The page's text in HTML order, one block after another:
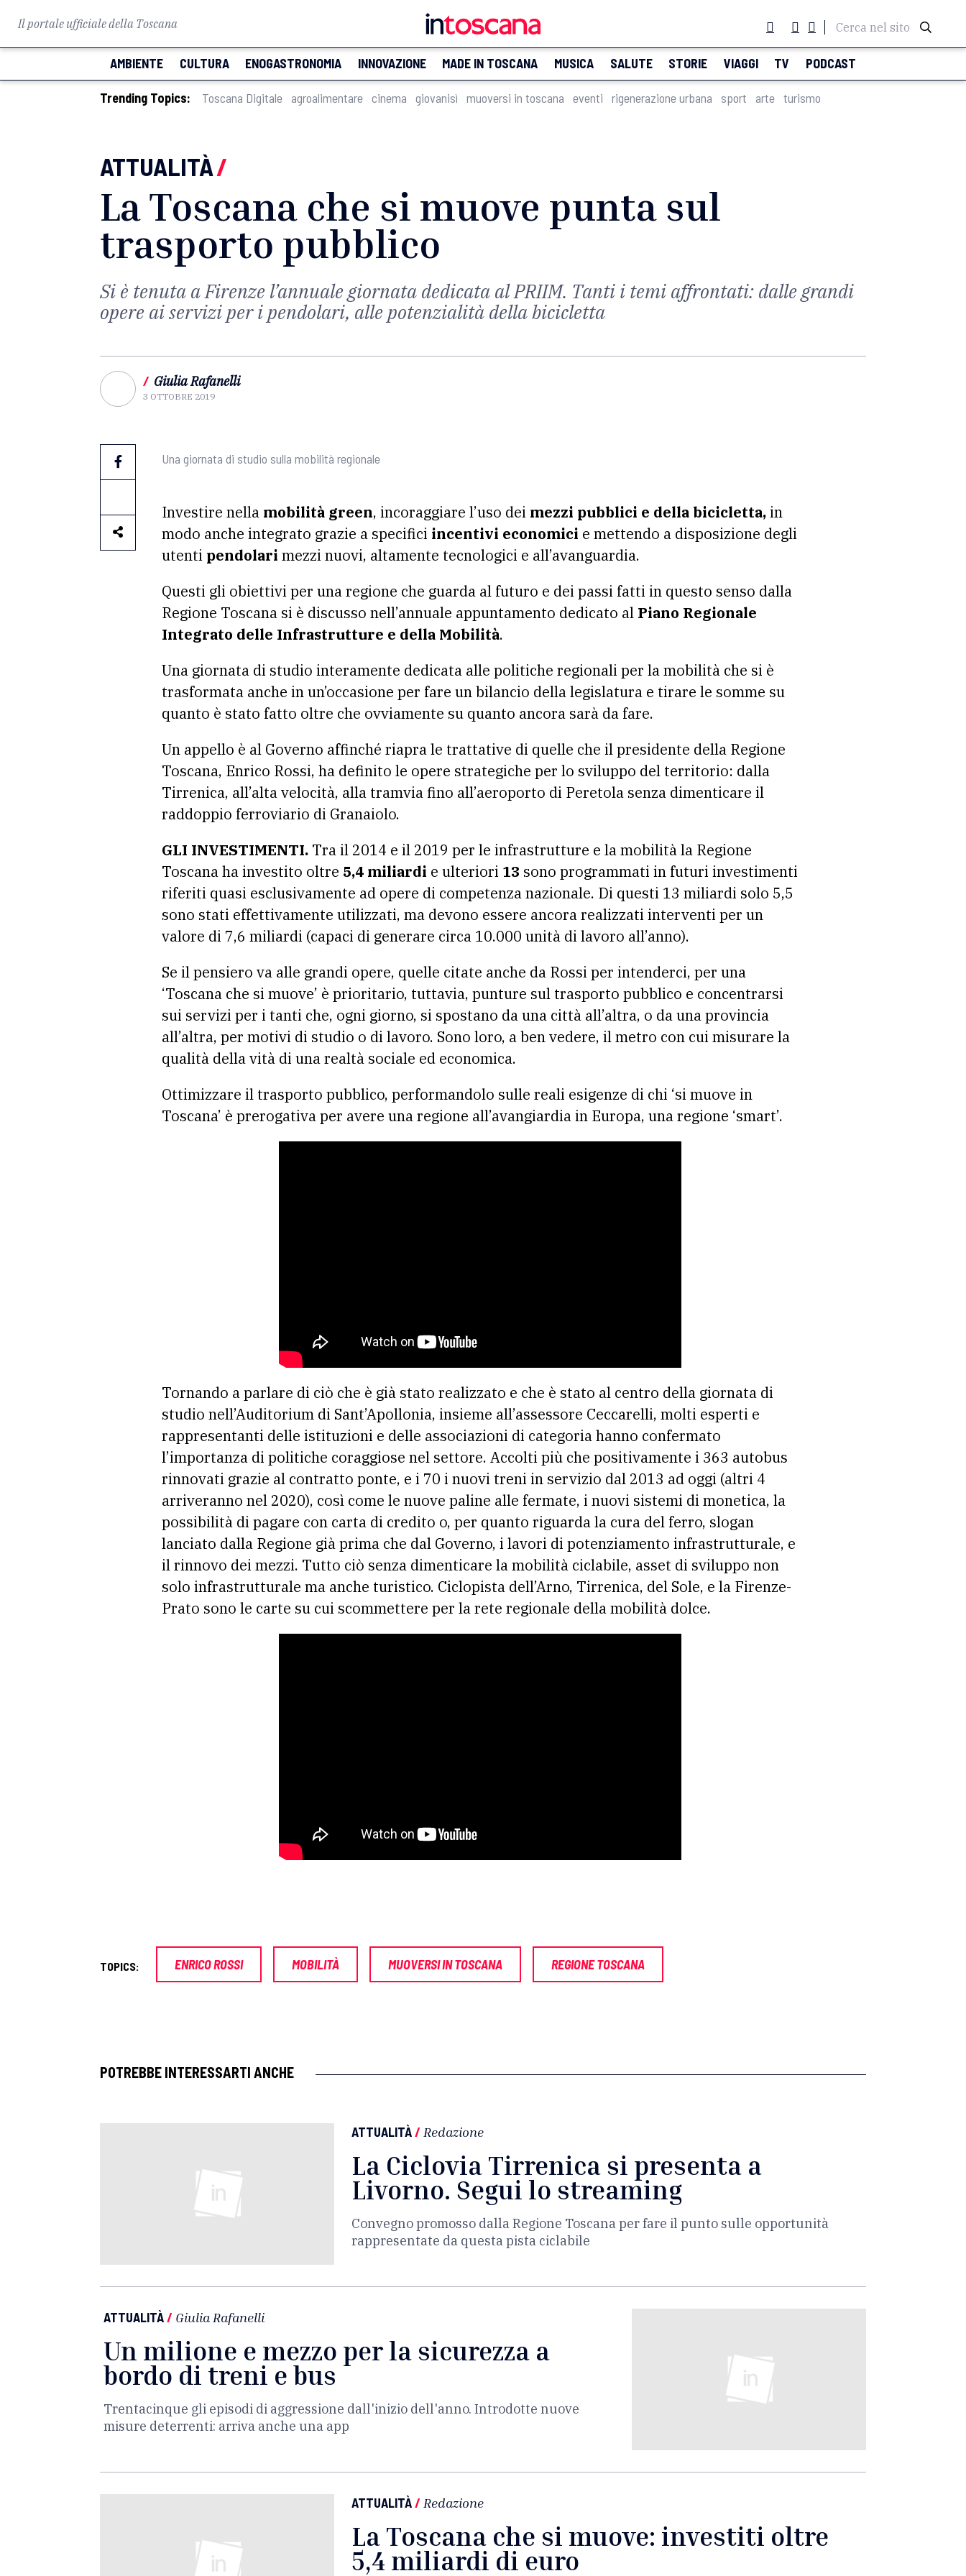
Il portale ufficiale della Toscana Cerca nel sito
AMBIENTE CULTURA ENOGASTRONOMIA INNOVAZIONE MADE IN TOSCANA MUSICA SALUTE STORIE VIAGGI TV PODCAST
Trending Topics: Toscana Digitale agroalimentare cinema giovanisì muoversi in toscana eventi rigenerazione urbana sport arte turismo
ATTUALITÀ/
La Toscana che si muove punta sul
trasporto pubblico
Si è tenuta a Firenze l’annuale giornata dedicata al PRIIM. Tanti i temi affrontati: dalle grandi
opere ai servizi per i pendolari, alle potenzialità della bicicletta
/ Giulia Rafanelli
3 OTTOBRE 2019
Una giornata di studio sulla mobilità regionale
Investire nella mobilità green, incoraggiare l’uso dei mezzi pubblici e della bicicletta,in
modo anche integrato grazie a specifici incentivi economici e mettendo a disposizione degli
utenti pendolari mezzi nuovi, altamente tecnologici e all’avanguardia.
Questi gli obiettivi per una regione che guarda al futuro e dei passi fatti in questo senso dalla
Regione Toscana si è discusso nell’annuale appuntamento dedicato al Piano Regionale
Integrato delle Infrastrutture e della Mobilità.
Una giornata di studio interamente dedicata alle politiche regionali per la mobilità che si è
trasformata anche in un’occasione per fare un bilancio della legislatura e tirare le somme su
quanto è stato fatto oltre che ovviamente su quanto ancora sarà da fare.
Un appello è al Governo affinché riapra le trattative di quelle che il presidente della Regione
Toscana, Enrico Rossi, ha definito le opere strategiche per lo sviluppo del territorio: dalla
Tirrenica, all’alta velocità, alla tramvia fino all’aeroporto di Peretola senza dimenticare il
raddoppio ferroviario di Granaiolo.
GLI INVESTIMENTI. Tra il 2014 e il 2019 per le infrastrutture e la mobilità la Regione
Toscana ha investito oltre 5,4 miliardi e ulteriori 13 sono programmati in futuri investimenti
riferiti quasi esclusivamente ad opere di competenza nazionale. Di questi 13 miliardi solo 5,5
sono stati effettivamente utilizzati, ma devono essere ancora realizzati interventi per un
valore di 7,6 miliardi (capaci di generare circa 10.000 unità di lavoro all’anno).
Se il pensiero va alle grandi opere, quelle citate anche da Rossi per intenderci, per una
‘Toscana che si muove’ è prioritario, tuttavia, punture sul trasporto pubblico e concentrarsi
sui servizi per i tanti che, ogni giorno, si spostano da una città all’altra, o da una provincia
all’altra, per motivi di studio o di lavoro. Sono loro, a ben vedere, il metro con cui misurare la
qualità della vità di una realtà sociale ed economica.
Ottimizzare il trasporto pubblico, performandolo sulle reali esigenze di chi ‘si muove in
Toscana’ è prerogativa per avere una regione all’avangiardia in Europa, una regione ‘smart’.
Tornando a parlare di ciò che è già stato realizzato e che è stato al centro della giornata di
studio nell’Auditorium di Sant’Apollonia, insieme all’assessore Ceccarelli, molti esperti e
rappresentanti delle istituzioni e delle associazioni di categoria hanno confermato
l’importanza di politiche coraggiose nel settore. Accolti più che positivamente i 363 autobus
rinnovati grazie al contratto ponte, e i 70 i nuovi treni in servizio dal 2013 ad oggi (altri 4
arriveranno nel 2020), così come le nuove paline alle fermate, i nuovi sistemi di monetica, la
possibilità di pagare con carta di credito o, per quanto riguarda la cura del ferro, slogan
lanciato dalla Regione già prima che dal Governo, i lavori di potenziamento infrastrutturale, e
il rinnovo dei mezzi. Tutto ciò senza dimenticare la mobilità ciclabile, asset di sviluppo non
solo infrastrutturale ma anche turistico. Ciclopista dell’Arno, Tirrenica, del Sole, e la Firenze-
Prato sono le carte su cui scommettere per la rete regionale della mobilità dolce.
TOPICS: ENRICO ROSSI MOBILITÀ MUOVERSI IN TOSCANA REGIONE TOSCANA
POTREBBE INTERESSARTI ANCHE
ATTUALITÀ/ Redazione
La Ciclovia Tirrenica si presenta a
Livorno. Segui lo streaming
Convegno promosso dalla Regione Toscana per fare il punto sulle opportunità
rappresentate da questa pista ciclabile
ATTUALITÀ/ Giulia Rafanelli
Un milione e mezzo per la sicurezza a
bordo di treni e bus
Trentacinque gli episodi di aggressione dall'inizio dell'anno. Introdotte nuove
misure deterrenti: arriva anche una app
ATTUALITÀ/ Redazione
La Toscana che si muove: investiti oltre
5,4 miliardi di euro